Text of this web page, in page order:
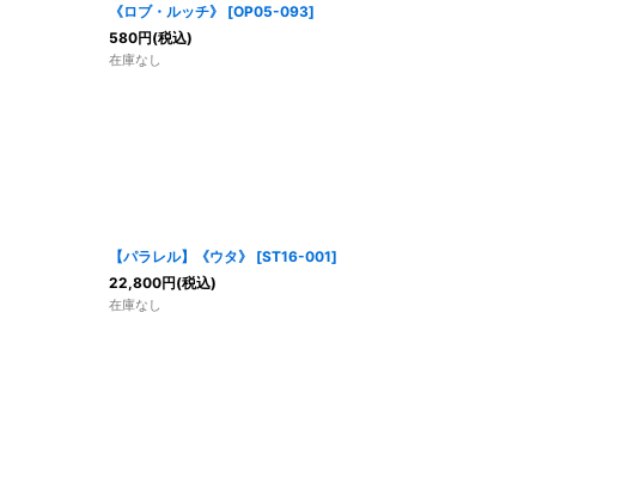
《ロブ・ルッチ》 [OP05-093]
580円(税込)
在庫なし
【パラレル】《ウタ》 [ST16-001]
22,800円(税込)
在庫なし